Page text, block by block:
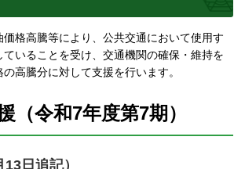
価格高騰等により、公共交通において使用す
ていることを受け、交通機関の確保・維持を
高騰分に対して支援を行います。
（令和7年度第7期）
13日追記）